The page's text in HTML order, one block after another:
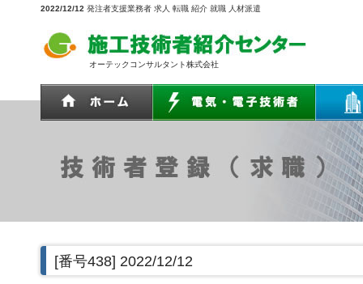
2022/12/12 発注者支援業務者 求人 転職 紹介 就職 人材派遣
オーテックコンサルタント株式会社
[番号438] 2022/12/12